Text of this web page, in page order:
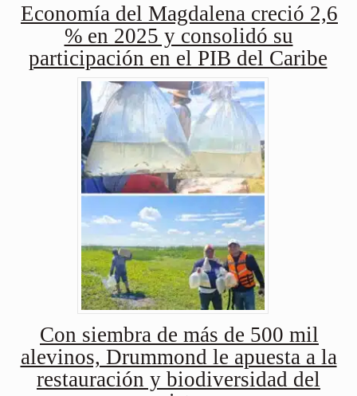
Economía del Magdalena creció 2,6
% en 2025 y consolidó su
participación en el PIB del Caribe
Con siembra de más de 500 mil
alevinos, Drummond le apuesta a la
restauración y biodiversidad del